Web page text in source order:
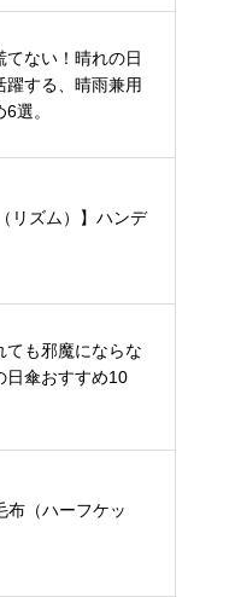
てない！晴れの日
躍する、晴雨兼用
選。
リズム）】ハンデ
ても邪魔にならな
日傘おすすめ10
布（ハーフケッ